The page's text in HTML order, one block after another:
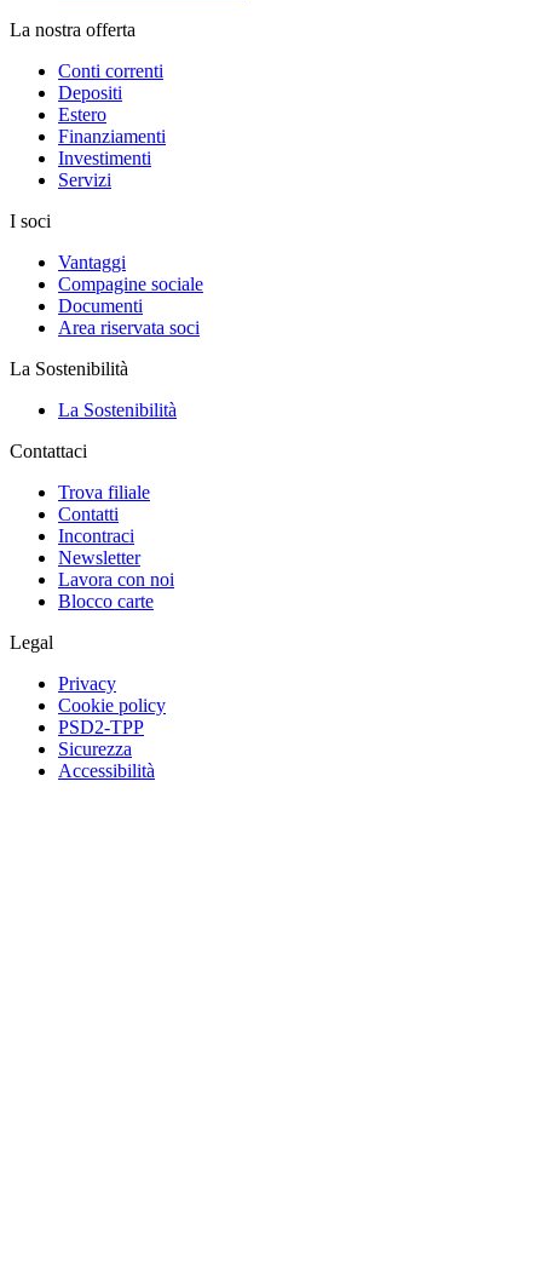
La nostra offerta
Conti correnti
Depositi
Estero
Finanziamenti
Investimenti
Servizi
I soci
Vantaggi
Compagine sociale
Documenti
Area riservata soci
La Sostenibilità
La Sostenibilità
Contattaci
Trova filiale
Contatti
Incontraci
Newsletter
Lavora con noi
Blocco carte
Legal
Privacy
Cookie policy
PSD2-TPP
Sicurezza
Accessibilità